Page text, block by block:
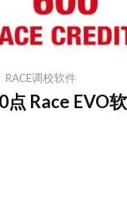
RACE调校软件
Race EVO